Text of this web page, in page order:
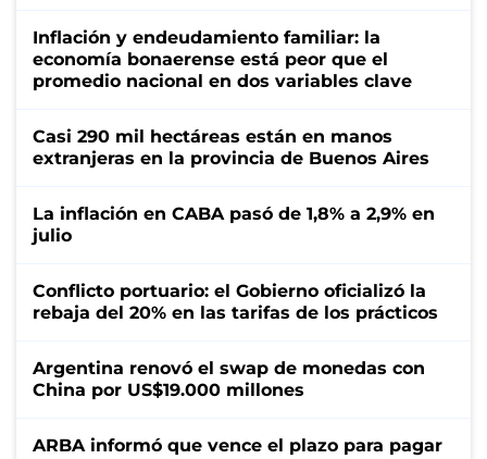
Inflación y endeudamiento familiar: la
economía bonaerense está peor que el
promedio nacional en dos variables clave
Casi 290 mil hectáreas están en manos
extranjeras en la provincia de Buenos Aires
La inflación en CABA pasó de 1,8% a 2,9% en
julio
Conflicto portuario: el Gobierno oficializó la
rebaja del 20% en las tarifas de los prácticos
Argentina renovó el swap de monedas con
China por US$19.000 millones
ARBA informó que vence el plazo para pagar